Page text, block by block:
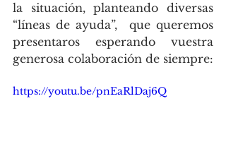
la situación, planteando diversas
“líneas de ayuda”,  que queremos
presentaros esperando vuestra
generosa colaboración de siempre:
https://youtu.be/pnEaRlDaj6Q